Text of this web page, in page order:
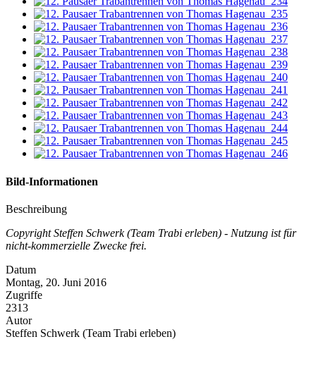
Bild-Informationen
Beschreibung
Copyright Steffen Schwerk (Team Trabi erleben) - Nutzung ist für
nicht-kommerzielle Zwecke frei.
Datum
Montag, 20. Juni 2016
Zugriffe
2313
Autor
Steffen Schwerk (Team Trabi erleben)